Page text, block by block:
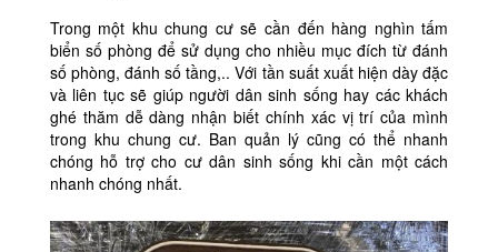
Trong một khu chung cư sẽ cần đến hàng nghìn tấm
biển số phòng để sử dụng cho nhiều mục đích từ đánh
số phòng, đánh số tầng,.. Với tần suất xuất hiện dày đặc
và liên tục sẽ giúp người dân sinh sống hay các khách
ghé thăm dễ dàng nhận biết chính xác vị trí của mình
trong khu chung cư. Ban quản lý cũng có thể nhanh
chóng hỗ trợ cho cư dân sinh sống khi cần một cách
nhanh chóng nhất.